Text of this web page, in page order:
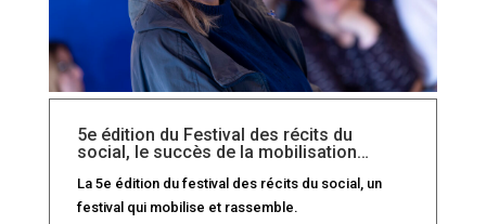
5e édition du Festival des récits du
social, le succès de la mobilisation…
La 5e édition du festival des récits du social, un
festival qui mobilise et rassemble.